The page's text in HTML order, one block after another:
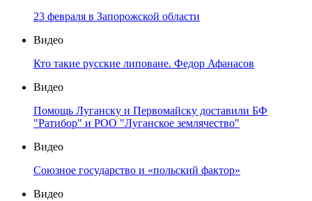
23 февраля в Запорожской области
Видео
Кто такие русские липоване. Федор Афанасов
Видео
Помощь Луганску и Первомайску доставили БФ
"Ратибор" и РОО "Луганское землячество"
Видео
Союзное государство и «польский фактор»
Видео